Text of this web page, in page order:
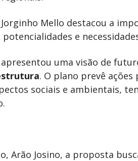
Mello destacou a
e
uma visão de
. O plano prevê
sociais e ambientais,
Arão Josino, a proposta